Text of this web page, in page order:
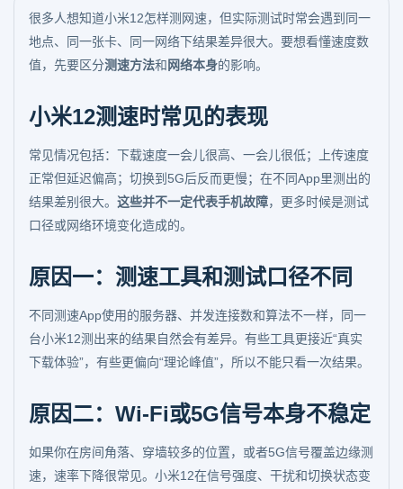
很多人想知道小米12怎样测网速，但实际测试时常会遇到同一
地点、同一张卡、同一网络下结果差异很大。要想看懂速度数
值，先要区分测速方法和 网络本身的影响。
小米12测速时常见的表现
常见情况包括：下载速度一会儿很高、一会儿很低；上传速度
正常但延迟偏高；切换到5G后反而更慢；在不同App里测出的
结果差别很大。 这些并不一定代表手机故障，更多时候是测试
口径或网络环境变化造成的。
原因一：测速工具和测试口径不同
不同测速App使用的服务器、并发连接数和算法不一样，同一
台小米12测出来的结果自然会有差异。有些工具更接近“真实
下载体验”，有些更偏向“理论峰值”，所以不能只看一次结果。
原因二：Wi-Fi或5G信号本身不稳定
如果你在房间角落、穿墙较多的位置，或者5G信号覆盖边缘测
速，速率下降很常见。小米12在信号强度、干扰和切换状态变